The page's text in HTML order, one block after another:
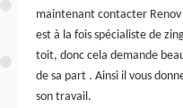
maintenant contacter Renov
est à la fois spécialiste de
toit, donc cela demande
de sa part . Ainsi il vous
son travail.